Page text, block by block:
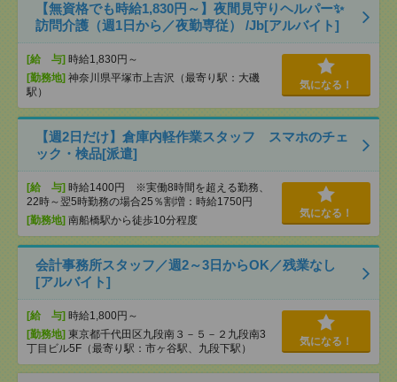
【無資格でも時給1,830円～】夜間見守りヘルパー✨
訪問介護（週1日から／夜勤専従） /Jb[アルバイト]
[給 与] 時給1,830円～
[勤務地] 神奈川県平塚市上吉沢（最寄り駅：大磯
駅）
気になる！
【週2日だけ】倉庫内軽作業スタッフ スマホのチェ
ック・検品[派遣]
[給 与] 時給1400円 ※実働8時間を超える勤務、
22時～翌5時勤務の場合25％割増：時給1750円
[勤務地] 南船橋駅から徒歩10分程度
気になる！
会計事務所スタッフ／週2～3日からOK／残業なし
[アルバイト]
[給 与] 時給1,800円～
[勤務地] 東京都千代田区九段南３－５－２九段南3
丁目ビル5F（最寄り駅：市ヶ谷駅、九段下駅）
気になる！